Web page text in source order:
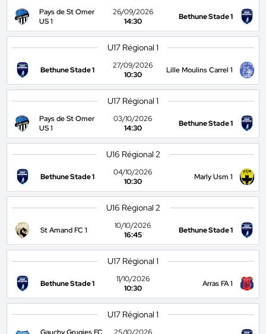
Pays de St Omer
US 1
26/09/2026
14:30
Bethune Stade 1
U17 Régional 1
Bethune Stade 1
27/09/2026
10:30
Lille Moulins Carrel 1
U17 Régional 1
Pays de St Omer
US 1
03/10/2026
14:30
Bethune Stade 1
U16 Régional 2
Bethune Stade 1
04/10/2026
10:30
Marly Usm 1
U16 Régional 2
St Amand FC 1
10/10/2026
16:45
Bethune Stade 1
U17 Régional 1
Bethune Stade 1
11/10/2026
10:30
Arras FA 1
U17 Régional 1